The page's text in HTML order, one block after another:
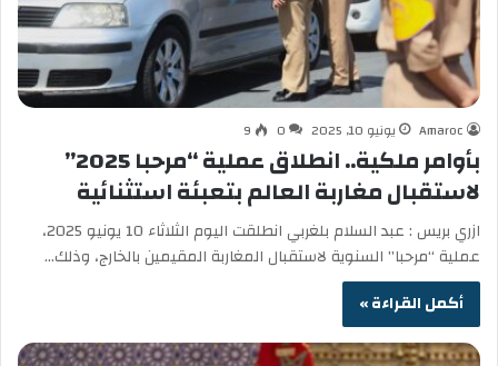
Amaroc يونيو 10, 2025 0
9
بأوامر ملكية.. انطلاق عملية “مرحبا 2025”
لاستقبال مغاربة العالم بتعبئة استثنائية
ازري بريس : عبد السلام بلغربي انطلقت اليوم الثلاثاء 10 يونيو 2025،
عملية “مرحبا” السنوية لاستقبال المغاربة المقيمين بالخارج، وذلك…
أكمل القراءة »